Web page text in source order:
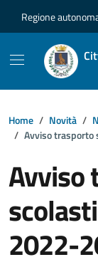
Regione
Home Novità
Avviso trasporto
Avviso
2022-